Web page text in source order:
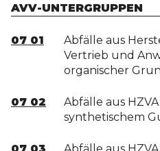
AVV-UNTERGRUPPEN
07 01
Abfälle aus
Vertrieb und
organischer
07 02
Abfälle aus
synthetischem